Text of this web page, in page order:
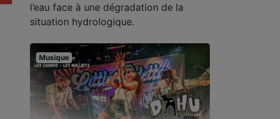
l’eau face à une dégradation de la
situation hydrologique.
Musique